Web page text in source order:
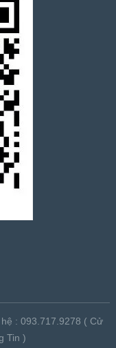
hệ : 093.717.9278 ( Cử
Tin )